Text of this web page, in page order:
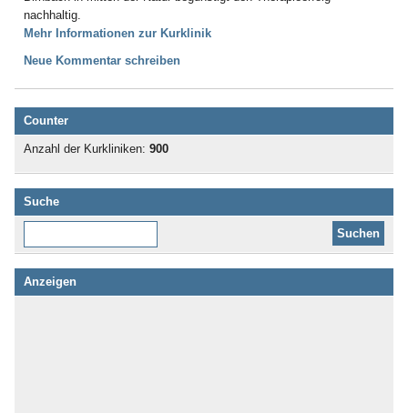
nachhaltig.
Mehr Informationen zur Kurklinik
Neue Kommentar schreiben
Counter
Anzahl der Kurkliniken: 900
Suche
Anzeigen